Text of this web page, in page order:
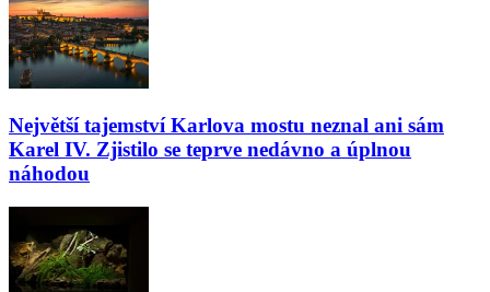
Největší tajemství Karlova mostu neznal ani sám
Karel IV. Zjistilo se teprve nedávno a úplnou
náhodou